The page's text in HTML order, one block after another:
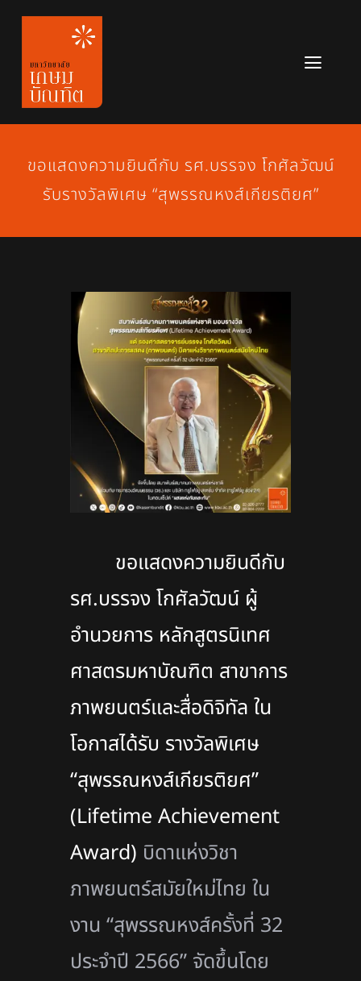
Skip
content
หลักสูตร
ข่าวสาร
เกี่ยวกับมหาวิทยาลัย
สมัครเรียน
ขอแสดงความยินดีกับ รศ.บรรจง โกศัลวัฒน์
รับรางวัลพิเศษ “สุพรรณหงส์เกียรติยศ”
ขอแสดงความยินดีกับ
รศ.บรรจง โกศัลวัฒน์ ผู้
อำนวยการ หลักสูตรนิเทศ
ศาสตรมหาบัณฑิต สาขาการ
ภาพยนตร์และสื่อดิจิทัล ใน
โอกาสได้รับ รางวัลพิเศษ
“สุพรรณหงส์เกียรติยศ”
(Lifetime Achievement
Award) บิดาแห่งวิชา
ภาพยนตร์สมัยใหม่ไทย ใน
งาน “สุพรรณหงส์ครั้งที่ 32
ประจำปี 2566” จัดขึ้นโดย